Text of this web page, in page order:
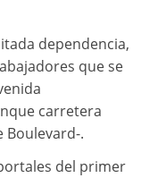
dependencia,
que se
carretera
Boulevard-.
del primer